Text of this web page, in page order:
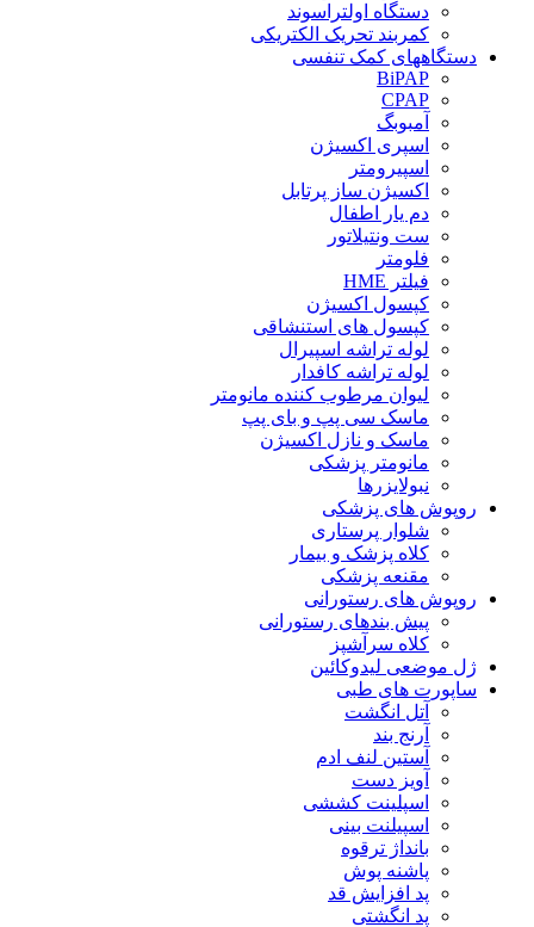
دستگاه اولتراسوند
کمربند تحریک الکتریکی
دستگاههای کمک تنفسی
BiPAP
CPAP
آمبوبگ
اسپری اکسیژن
اسپیرومتر
اکسیژن ساز پرتابل
دم یار اطفال
ست ونتیلاتور
فلومتر
فیلتر HME
کپسول اکسیژن
کپسول های استنشاقی
لوله تراشه اسپیرال
لوله تراشه کافدار
لیوان مرطوب کننده مانومتر
ماسک سی پپ و بای پپ
ماسک و نازل اکسیژن
مانومتر پزشکی
نبولایزرها
روپوش های پزشکی
شلوار پرستاری
کلاه پزشک و بیمار
مقنعه پزشکی
روپوش های رستورانی
پیش بندهای رستورانی
کلاه سرآشپز
ژل موضعی لیدوکائین
ساپورت های طبی
آتل انگشت
آرنج بند
آستین لنف ادم
آویز دست
اسپلینت کششی
اسپیلنت بینی
بانداژ ترقوه
پاشنه پوش
پد افزایش قد
پد انگشتی